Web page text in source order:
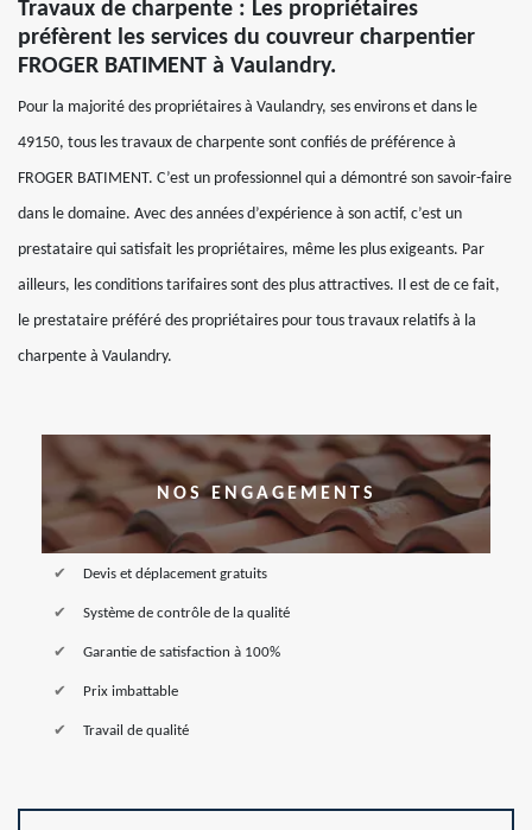
Travaux de charpente : Les propriétaires
préfèrent les services du couvreur charpentier
FROGER BATIMENT à Vaulandry.
Pour la majorité des propriétaires à Vaulandry, ses environs et dans le
49150, tous les travaux de charpente sont confiés de préférence à
FROGER BATIMENT. C’est un professionnel qui a démontré son savoir-faire
dans le domaine. Avec des années d’expérience à son actif, c’est un
prestataire qui satisfait les propriétaires, même les plus exigeants. Par
ailleurs, les conditions tarifaires sont des plus attractives. Il est de ce fait,
le prestataire préféré des propriétaires pour tous travaux relatifs à la
charpente à Vaulandry.
NOS ENGAGEMENTS
Devis et déplacement gratuits
Système de contrôle de la qualité
Garantie de satisfaction à 100%
Prix imbattable
Travail de qualité